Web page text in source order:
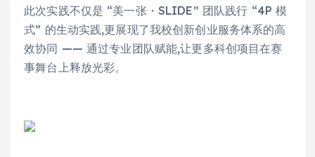
此次实践不仅是 “美一张・SLIDE” 团队践行 “4P 模
式” 的生动实践,更展现了我校创新创业服务体系的高
效协同 —— 通过专业团队赋能,让更多科创项目在赛
事舞台上释放光彩。